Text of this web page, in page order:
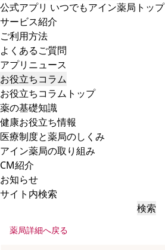
公式アプリ いつでもアイン薬局トップ
サービス紹介
ご利用方法
よくあるご質問
アプリニュース
お役立ちコラム
お役立ちコラムトップ
薬の基礎知識
健康お役立ち情報
医療制度と薬局のしくみ
アイン薬局の取り組み
CM紹介
お知らせ
サイト内検索
検索
薬局詳細へ戻る